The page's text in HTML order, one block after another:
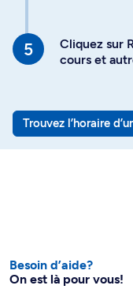
Cliquez sur
cours et
Trouvez l’horaire
Besoin d’aide?
On est là pour vous!